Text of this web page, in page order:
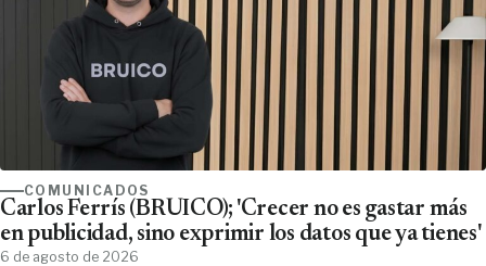
COMUNICADOS
Carlos Ferrís (BRUICO); 'Crecer no es gastar más
en publicidad, sino exprimir los datos que ya tienes'
6 de agosto de 2026